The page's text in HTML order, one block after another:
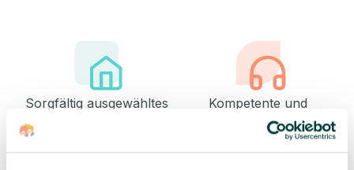
Sorgfältig ausgewähltes
Kompetente und
individuelle Beratung